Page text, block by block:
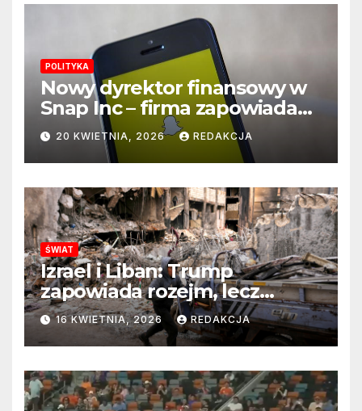
POLITYKA
Nowy dyrektor finansowy w
Snap Inc – firma zapowiada
zmianę na kluczowym
stanowisku
20 KWIETNIA, 2026 REDAKCJA
ŚWIAT
Izrael i Liban: Trump
zapowiada rozejm, lecz
perspektywa zakończenia
wojny wciąż odległa
16 KWIETNIA, 2026 REDAKCJA